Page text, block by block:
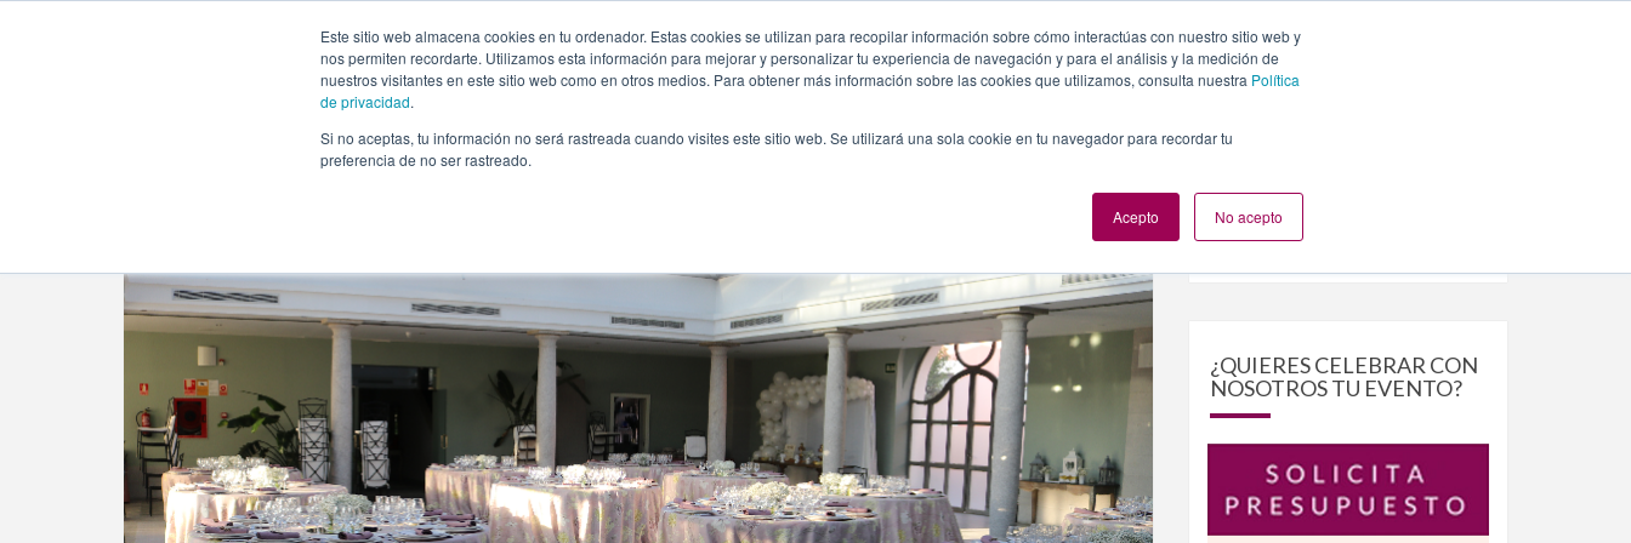
Este sitio web almacena cookies en tu ordenador. Estas cookies se utilizan para recopilar información sobre cómo interactúas con nuestro sitio web y
nos permiten recordarte. Utilizamos esta información para mejorar y personalizar tu experiencia de navegación y para el análisis y la medición de
nuestros visitantes en este sitio web como en otros medios. Para obtener más información sobre las cookies que utilizamos, consulta nuestra Política
de privacidad.
Si no aceptas, tu información no será rastreada cuando visites este sitio web. Se utilizará una sola cookie en tu navegador para recordar tu
preferencia de no ser rastreado.
Acepto No acepto
INICIO QUIÉNES SOMOS TE OFRECEMOS PLANES NUESTROS EVENTOS
Bodas en la “nueva normalidad”: os ayudamos a organizar vuestro día
Buscar
¿QUIERES CELEBRAR CON
NOSOTROS TU EVENTO?